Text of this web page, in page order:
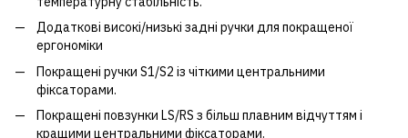
Додаткові високі/низькі задні ручки для покращеної
ергономіки
Покращені ручки S1/S2 із чіткими центральними
фіксаторами.
Покращені повзунки LS/RS з більш плавним відчуттям і
кращими центральними фіксаторами.